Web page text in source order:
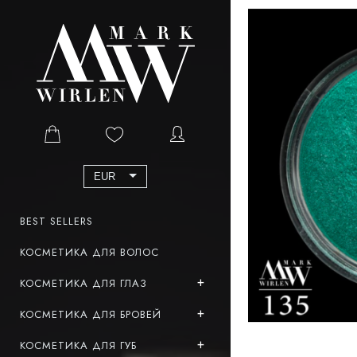
EUR
BEST SELLERS
КОСМЕТИКА ДЛЯ ВОЛОС
КОСМЕТИКА ДЛЯ ГЛАЗ
КОСМЕТИКА ДЛЯ БРОВЕЙ
КОСМЕТИКА ДЛЯ ГУБ